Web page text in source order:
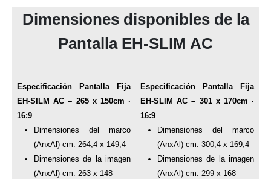
Dimensiones disponibles de la
Pantalla EH-SLIM AC
Especificación Pantalla Fija
EH-SILM AC – 265 x 150cm ·
16:9
Dimensiones del marco
(AnxAl) cm: 264,4 x 149,4
Dimensiones de la imagen
(AnxAl) cm: 263 x 148
Especificación Pantalla Fija
EH-SLIM AC – 301 x 170cm ·
16:9
Dimensiones del marco
(AnxAl) cm: 300,4 x 169,4
Dimensiones de la imagen
(AnxAl) cm: 299 x 168